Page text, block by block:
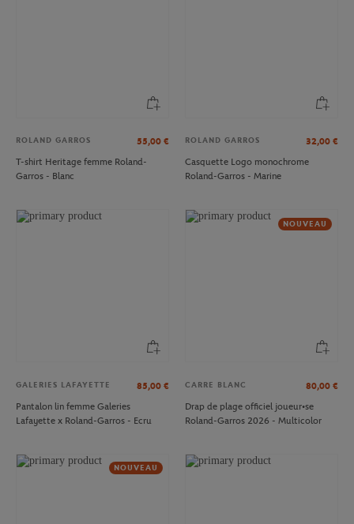
ROLAND GARROS 55,00 €
T-shirt Heritage femme Roland-
Garros - Blanc
ROLAND GARROS 32,00 €
Casquette Logo monochrome
Roland-Garros - Marine
GALERIES LAFAYETTE 85,00 €
Pantalon lin femme Galeries
Lafayette x Roland-Garros - Ecru
NOUVEAU
CARRE BLANC 80,00 €
Drap de plage officiel joueur•se
Roland-Garros 2026 - Multicolor
NOUVEAU